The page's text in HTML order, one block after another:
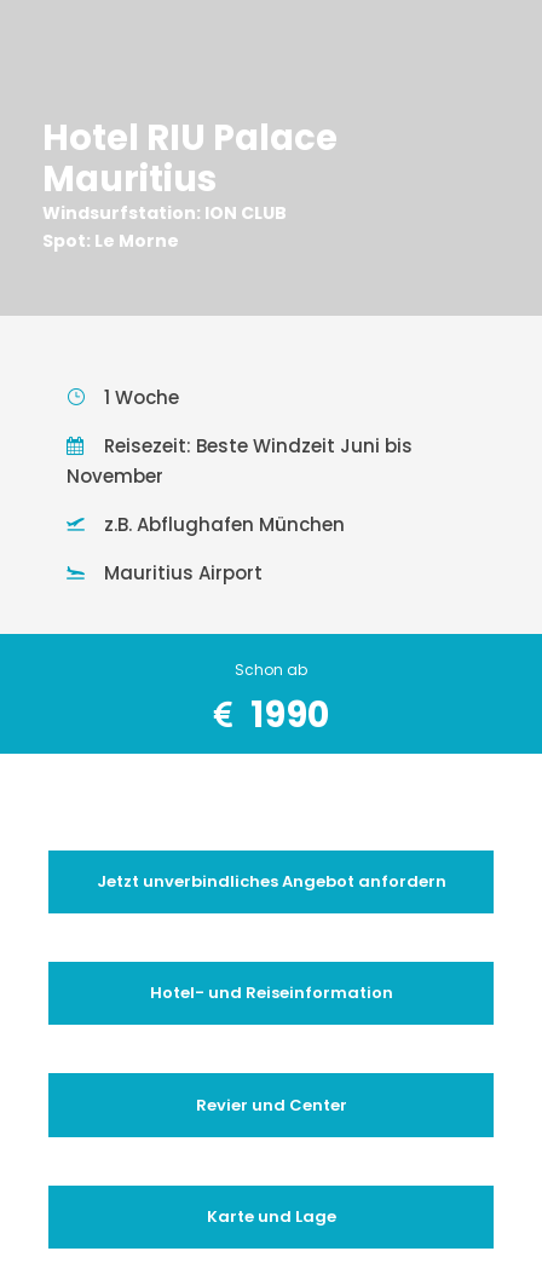
Hotel RIU Palace
Mauritius
Windsurfstation: ION CLUB
Spot: Le Morne
1 Woche
Reisezeit: Beste Windzeit Juni bis
November
z.B. Abflughafen München
Mauritius Airport
Schon ab
1990
Jetzt unverbindliches Angebot anfordern
Hotel- und Reiseinformation
Revier und Center
Karte und Lage